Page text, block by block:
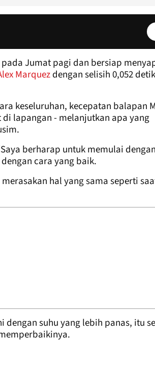
Jumat pagi dan bersiap
Marquezdengan selisih 0,052
keseluruhan, kecepatan balapan
lapangan - melanjutkan apa yang
berharap untuk memulai
cara yang baik.
hal yang sama seperti
suhu yang lebih panas, itu